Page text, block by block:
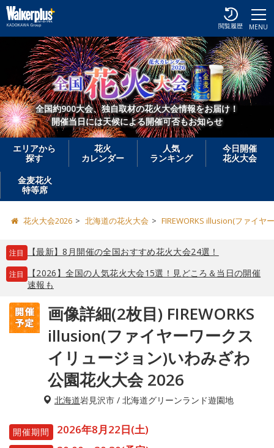
MENU
閲覧履歴
全国約900大会、独自取材の花火大会情報をお届け！
開催当日には天候による開催可否もお知らせ
エリアから
探す
花火
カレンダー
人気
ランキング
今日開催
花火大会
金麦花火
特等席
花火大会2026 北海道の花火大会 FIREWORKS illusion(ファイヤ
注目 【最新】8月開催の全国おすすめ花火大会24選！
注目
【2026】全国の人気花火大会15選！見どころ＆当日の開催
速報も
画像詳細(2枚目) FIREWORKS
illusion(ファイヤーワークス
イリュージョン)いわみざわ
公園花火大会 2026
北海道岩見沢市 / 北海道グリーンランド遊園地
開催期間 2026年8月22日(土)